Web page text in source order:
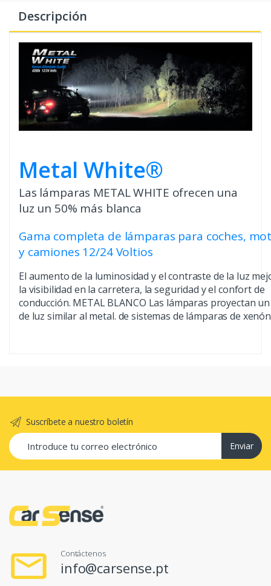
Descripción
Metal White®
Las lámparas METAL WHITE ofrecen una
luz un 50% más blanca
Gama completa de lámparas para coches,
y camiones 12/24 Voltios
El aumento de la luminosidad y el contraste de la luz
la visibilidad en la carretera, la seguridad y el confort de
conducción. METAL BLANCO Las lámparas proyectan
de luz similar al metal. de sistemas de lámparas de
Suscríbete a nuestro boletín
Enviar
Contáctenos
info@carsense.pt